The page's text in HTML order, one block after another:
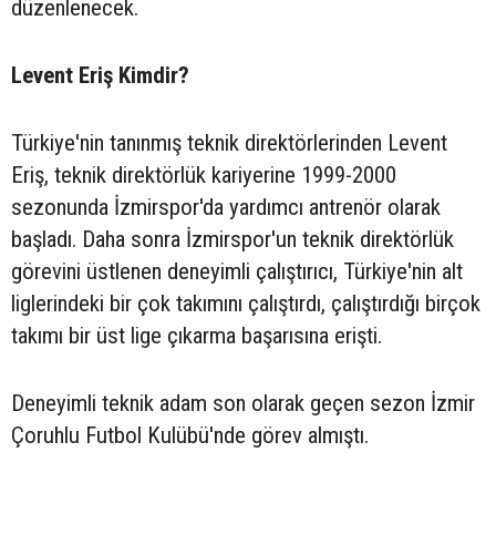
düzenlenecek.
Levent Eriş Kimdir?
Türkiye'nin tanınmış teknik direktörlerinden Levent
Eriş, teknik direktörlük kariyerine 1999-2000
sezonunda İzmirspor'da yardımcı antrenör olarak
başladı. Daha sonra İzmirspor'un teknik direktörlük
görevini üstlenen deneyimli çalıştırıcı, Türkiye'nin alt
liglerindeki bir çok takımını çalıştırdı, çalıştırdığı birçok
takımı bir üst lige çıkarma başarısına erişti.
Deneyimli teknik adam son olarak geçen sezon İzmir
Çoruhlu Futbol Kulübü'nde görev almıştı.